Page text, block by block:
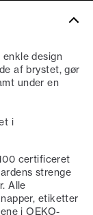
enkle design
af brystet, gør
under en
i
certificeret
strenge
Alle
etiketter
i OEKO-